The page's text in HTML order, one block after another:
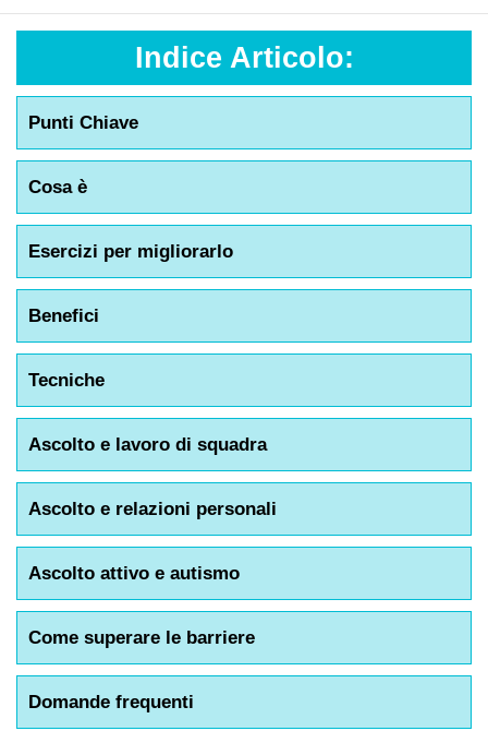
Indice Articolo:
Punti Chiave
Cosa è
Esercizi per migliorarlo
Benefici
Tecniche
Ascolto e lavoro di squadra
Ascolto e relazioni personali
Ascolto attivo e autismo
Come superare le barriere
Domande frequenti